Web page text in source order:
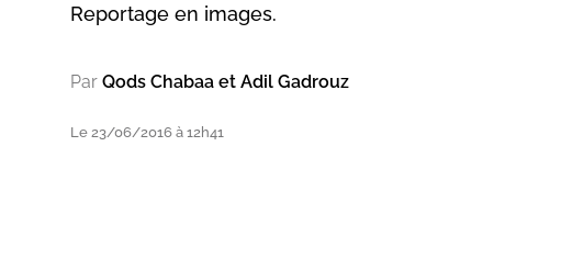
Reportage en images.
Par Qods Chabaa et Adil Gadrouz
Le 23/06/2016 à 12h41